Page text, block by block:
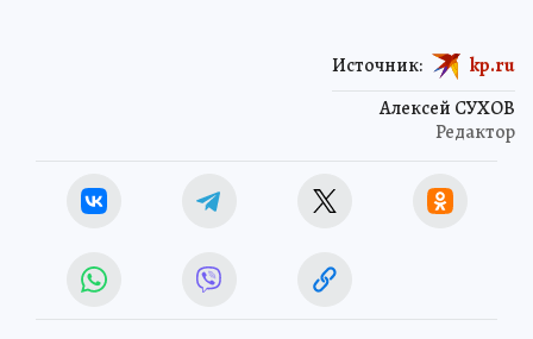
Алексей СУХОВ
Редактор
Источник: kp.ru